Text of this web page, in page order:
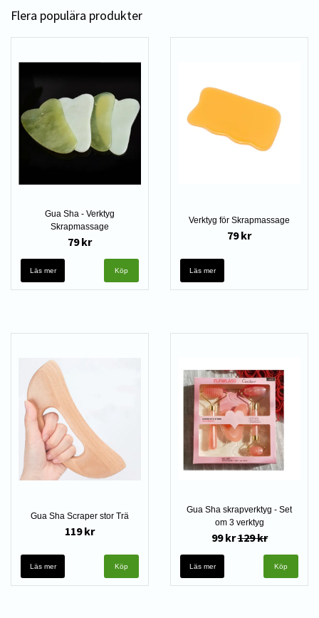
Flera populära produkter
Gua Sha - Verktyg
Skrapmassage
79 kr
Läs mer
Verktyg för Skrapmassage
79 kr
Läs mer
Gua Sha Scraper stor Trä
119 kr
Läs mer
Gua Sha skrapverktyg - Set
om 3 verktyg
99 kr129 kr
Läs mer